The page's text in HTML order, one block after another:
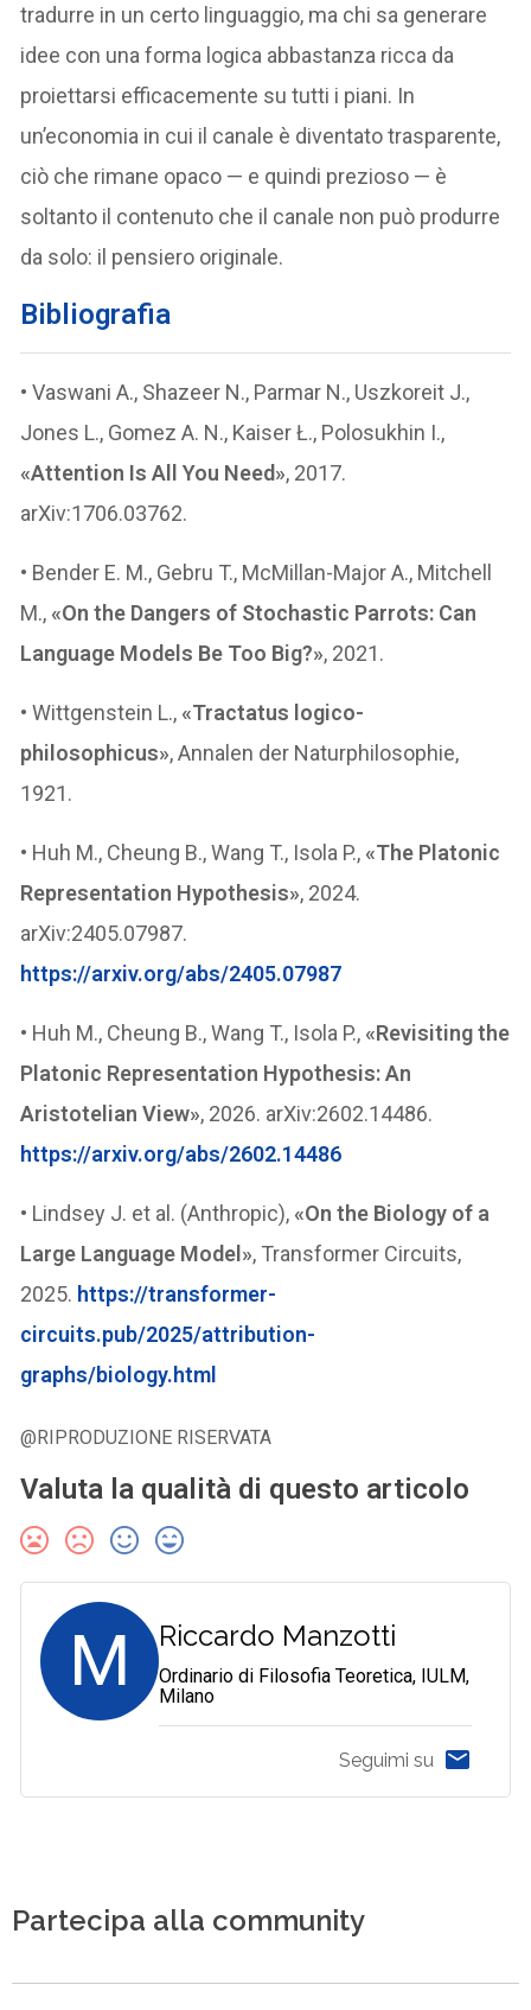
tradurre in un certo linguaggio, ma chi sa generare
idee con una forma logica abbastanza ricca da
proiettarsi efficacemente su tutti i piani. In
un’economia in cui il canale è diventato trasparente,
ciò che rimane opaco — e quindi prezioso — è
soltanto il contenuto che il canale non può produrre
da solo: il pensiero originale.
Bibliografia
• Vaswani A., Shazeer N., Parmar N., Uszkoreit J.,
Jones L., Gomez A. N., Kaiser Ł., Polosukhin I.,
«Attention Is All You Need», 2017.
arXiv:1706.03762.
• Bender E. M., Gebru T., McMillan-Major A., Mitchell
M., «On the Dangers of Stochastic Parrots: Can
Language Models Be Too Big?», 2021.
• Wittgenstein L., «Tractatus logico-
philosophicus», Annalen der Naturphilosophie,
1921.
• Huh M., Cheung B., Wang T., Isola P., «The Platonic
Representation Hypothesis», 2024.
arXiv:2405.07987.
https://arxiv.org/abs/2405.07987
• Huh M., Cheung B., Wang T., Isola P., «Revisiting the
Platonic Representation Hypothesis: An
Aristotelian View», 2026. arXiv:2602.14486.
https://arxiv.org/abs/2602.14486
• Lindsey J. et al. (Anthropic), «On the Biology of a
Large Language Model», Transformer Circuits,
2025. https://transformer-
circuits.pub/2025/attribution-
graphs/biology.html
@RIPRODUZIONE RISERVATA
Valuta la qualità di questo articolo
M Riccardo Manzotti
Ordinario di Filosofia Teoretica, IULM,
Milano
Seguimi su
Partecipa alla community